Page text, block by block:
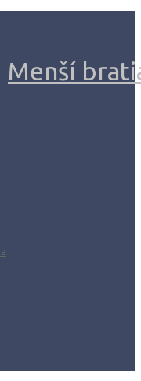
Menší